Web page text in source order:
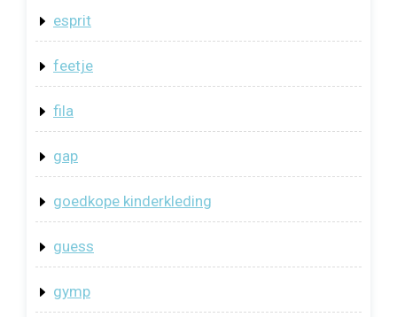
esprit
feetje
fila
gap
goedkope kinderkleding
guess
gymp